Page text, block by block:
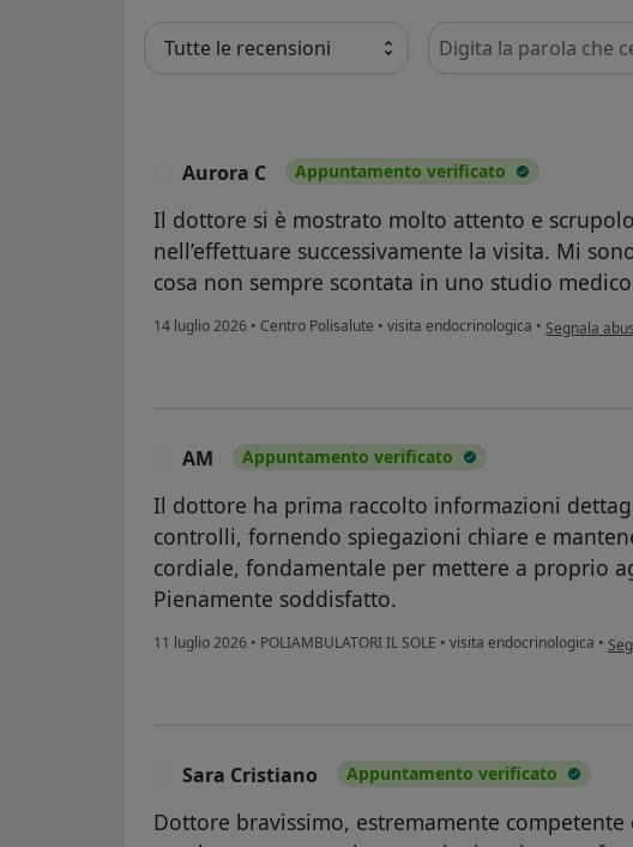
Cerca nelle recensioni
Aurora C Appuntamento verificato
Il dottore si è mostrato molto attento e
nell’effettuare successivamente la visita. Mi
cosa non sempre scontata in uno studio
14 luglio 2026 • Centro Polisalute • visita endocrinologica • secondo
Segnala
AM Appuntamento verificato
Il dottore ha prima raccolto informazioni
controlli, fornendo spiegazioni chiare e
cordiale, fondamentale per mettere a proprio
Pienamente soddisfatto.
11 luglio 2026 • POLIAMBULATORI IL SOLE • visita endocrinologica •
Sara Cristiano Appuntamento verificato
Dottore bravissimo, estremamente